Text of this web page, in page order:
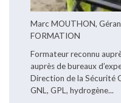
Marc MOUTHON,
FORMATION
Formateur reconnu
auprès de bureaux
Direction de la Sécurité
GNL, GPL, hydrogène...